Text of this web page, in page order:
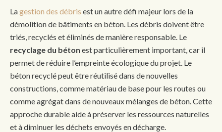
Lagestion des débris est un autre défi majeur lors de la
démolition de bâtiments en béton. Les débris doivent être
triés, recyclés et éliminés de manière responsable. Le
recyclage du béton est particulièrement important, car il
permet de réduire l’empreinte écologique du projet. Le
béton recyclé peut être réutilisé dans de nouvelles
constructions, comme matériau de base pour les routes ou
comme agrégat dans de nouveaux mélanges de béton. Cette
approche durable aide à préserver les ressources naturelles
et à diminuer les déchets envoyés en décharge.